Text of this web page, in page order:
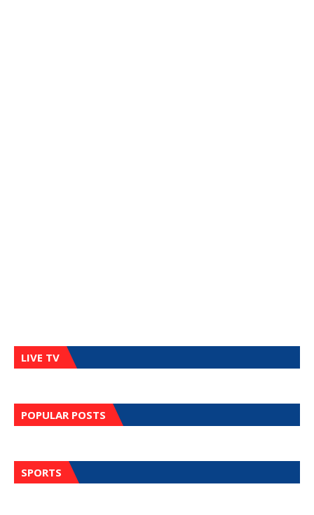
LIVE TV
POPULAR POSTS
SPORTS